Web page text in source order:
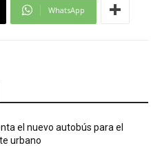
WhatsApp
el nuevo autobús para el
urbano